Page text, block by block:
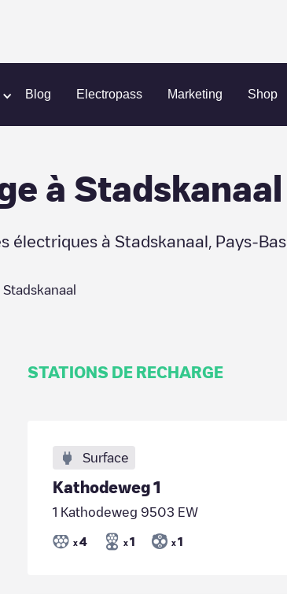
Blog Electropass Marketing Shop
à Stadskanaal
électriques à Stadskanaal Pays-Bas
Stadskanaal
STATIONS DE RECHARGE
Surface
Kathodeweg 1
1 Kathodeweg 9503 EW
x 4 x 1 x 1